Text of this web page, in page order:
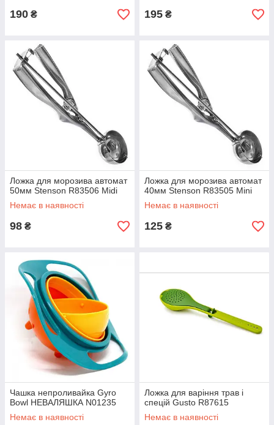
190 ₴ 195 ₴
Ложка для морозива автомат
50мм Stenson R83506 Midi
Немає в наявності
98 ₴
Ложка для морозива автомат
40мм Stenson R83505 Mini
Немає в наявності
125 ₴
Чашка непроливайка Gyro
Bowl НЕВАЛЯШКА N01235
Немає в наявності
Ложка для варіння трав і
спецій Gusto R87615
Немає в наявності